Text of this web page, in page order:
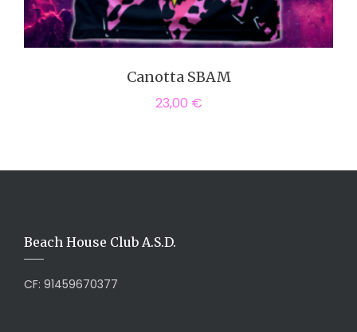
Canotta SBAM
23,00 €
Beach House Club A.S.D.
CF: 91459670377